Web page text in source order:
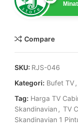
Compare
SKU: RJS-046
Kategori: Bufet TV,
Tag: Harga TV
Skandinavian , TV
Skandinavian 1